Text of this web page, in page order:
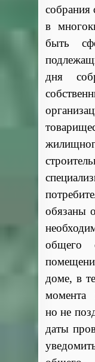
собрания
в
быть
дня
обязаны
общего
доме, в
момента
но не
даты